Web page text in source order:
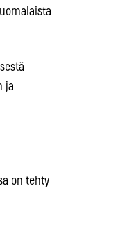
ja
on tehty